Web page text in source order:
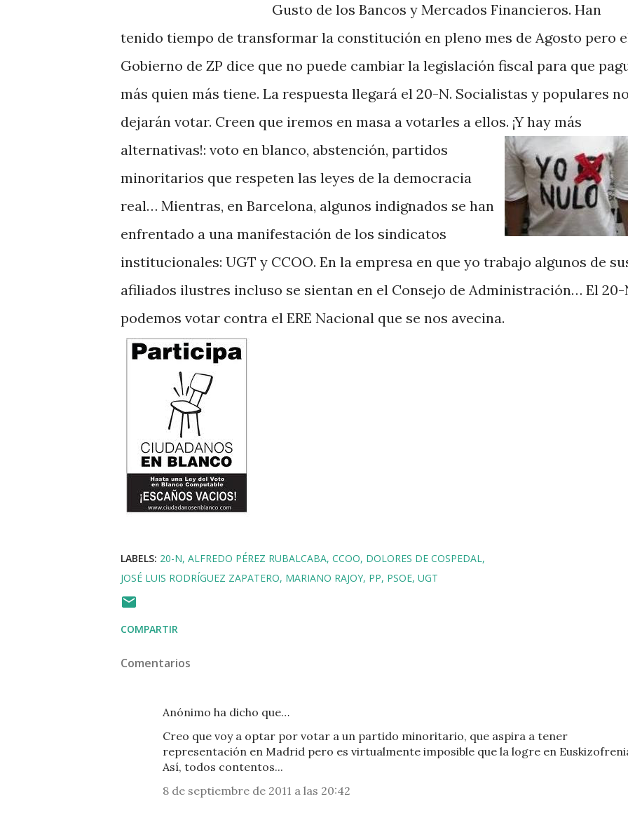
Gusto de los Bancos y Mercados Financieros. Han
tenido tiempo de transformar la constitución en pleno mes de Agosto pero
Gobierno de ZP dice que no puede cambiar la legislación fiscal para que
más quien más tiene. La respuesta llegará el 20-N. Socialistas y populares
dejarán votar. Creen que iremos en masa a votarles a ellos. ¡Y hay más
alternativas!: voto en blanco, abstención, partidos
minoritarios que respeten las leyes de la democracia
real… Mientras, en Barcelona, algunos indignados se han
enfrentado a una manifestación de los sindicatos
institucionales: UGT y CCOO. En la empresa en que yo trabajo algunos de
afiliados ilustres incluso se sientan en el Consejo de Administración… El 20-
podemos votar contra el ERE Nacional que se nos avecina.
LABELS: 20-N ALFREDO PÉREZ RUBALCABA CCOO DOLORES DE COSPEDAL
JOSÉ LUIS RODRÍGUEZ ZAPATERO MARIANO RAJOY PP PSOE UGT
COMPARTIR
Comentarios
Anónimo ha dicho que…
Creo que voy a optar por votar a un partido minoritario, que aspira a tener
representación en Madrid pero es virtualmente imposible que la logre en
Así, todos contentos...
8 de septiembre de 2011 a las 20:42